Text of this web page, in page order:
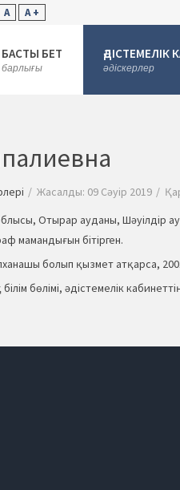
A A +
БАСТЫ БЕТ
барлығы
ӘДІСТЕМЕЛІК
әдіскерлер
Жасалды: 09 Сәуір 2019
Отырар ауданы, Шәуілдір
мамандығын бітірген.
болып қызмет атқарса,
бөлімі, әдістемелік